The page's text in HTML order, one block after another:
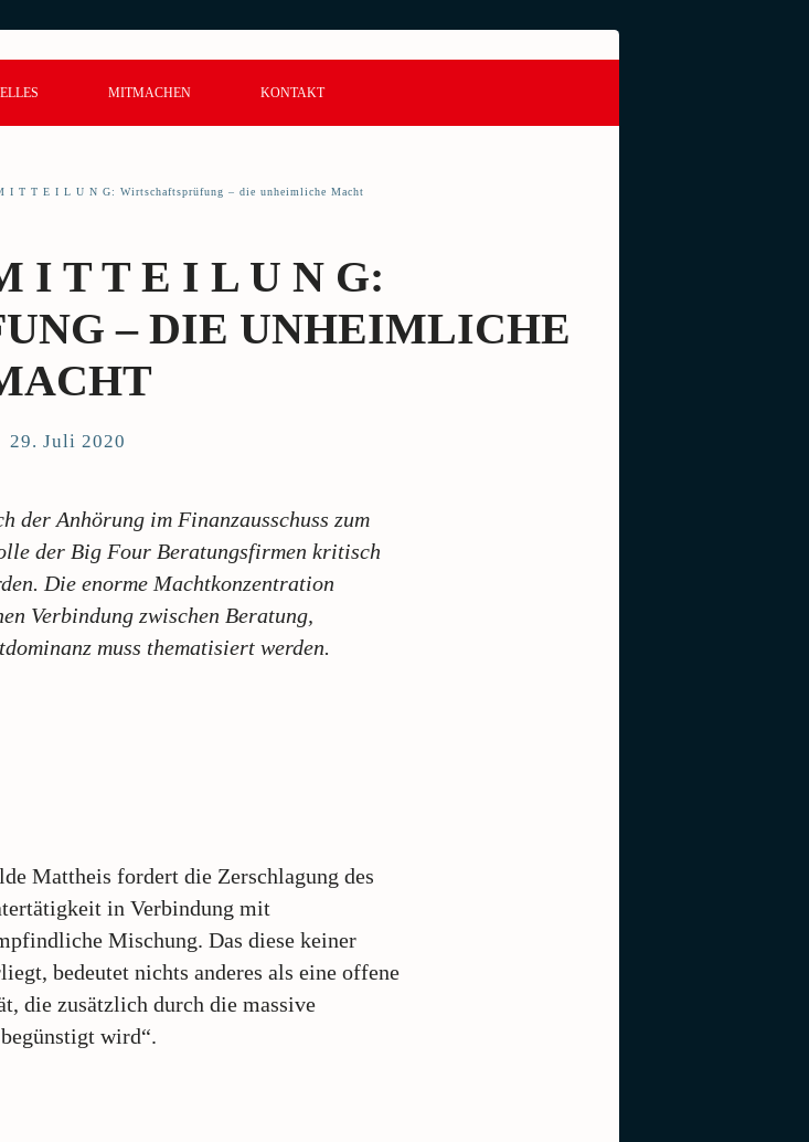
MITMACHEN KONTAKT
I T T E I L U N G: Wirtschaftsprüfung – die unheimliche Macht
I T T E I L U N G:
– DIE UNHEIMLICHE
29. Juli 2020
der Anhörung im Finanzausschuss zum
der Big Four Beratungsfirmen kritisch
Die enorme Machtkonzentration
Verbindung zwischen Beratung,
muss thematisiert werden.
Mattheis fordert die Zerschlagung des
in Verbindung mit
Mischung. Das diese keiner
bedeutet nichts anderes als eine offene
die zusätzlich durch die massive
wird“.